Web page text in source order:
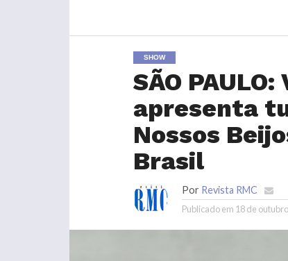
SHOW
SÃO
apresenta
Nossos
Brasil
Por Revista RMC
Publicado em 18 de